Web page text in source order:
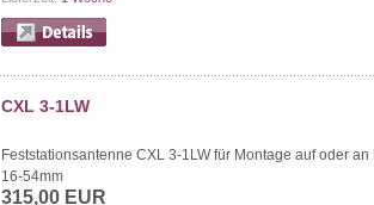
CXL 3-1LW
Feststationsantenne CXL 3-1LW für Montage auf oder an
16-54mm
315,00 EUR